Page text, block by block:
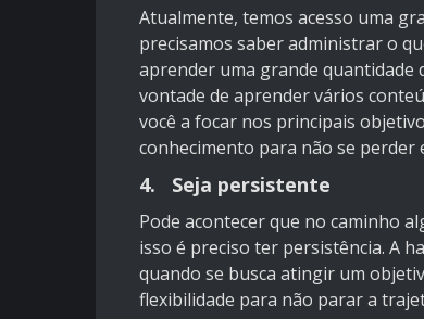
Atualmente, temos acesso uma
precisamos saber administrar o
aprender uma grande quantidade
vontade de aprender vários
você a focar nos principais
conhecimento para não se perder
4. Seja persistente
Pode acontecer que no caminho
isso é preciso ter persistência. A
quando se busca atingir um
flexibilidade para não parar a